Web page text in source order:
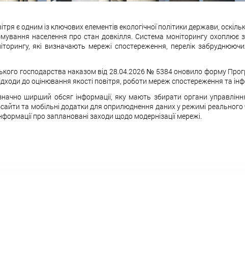
є одним із ключових елементів екологічної політики держави,
населення про стан довкілля. Система моніторингу охоплює
які визначають мережі спостереження, перелік
господарства наказом від 28.04.2026 № 5384 оновило форму
до оцінювання якості повітря, роботи мереж спостереження та
ширший обсяг інформації, яку мають збирати органи
та мобільні додатки для оприлюднення даних у режимі
про заплановані заходи щодо модернізації мережі.